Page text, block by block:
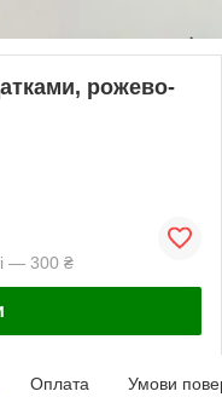
рожево-
— 300 ₴
Оплата Умови